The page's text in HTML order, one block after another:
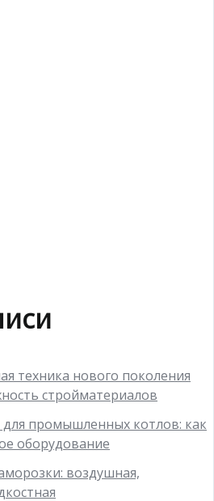
техника нового поколения
стройматериалов
для промышленных котлов: как
оборудование
воздушная,